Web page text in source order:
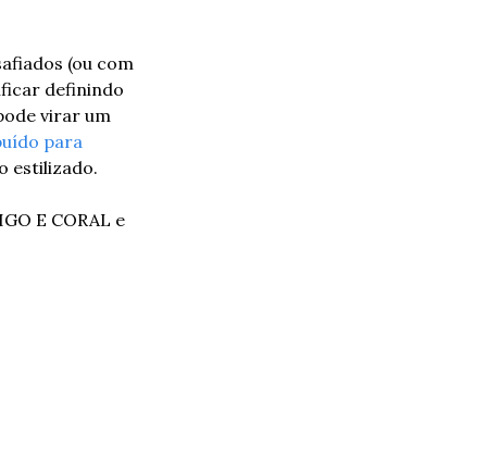
(ou com
definindo
virar um
para
estilizado.
E CORAL e